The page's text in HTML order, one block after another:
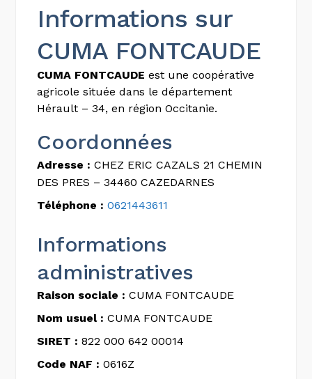
Informations sur
CUMA FONTCAUDE
CUMA FONTCAUDE est une coopérative
agricole située dans le département
Hérault – 34, en région Occitanie.
Coordonnées
Adresse : CHEZ ERIC CAZALS 21 CHEMIN
DES PRES – 34460 CAZEDARNES
Téléphone : 0621443611
Informations
administratives
Raison sociale : CUMA FONTCAUDE
Nom usuel : CUMA FONTCAUDE
SIRET : 822 000 642 00014
Code NAF : 0616Z